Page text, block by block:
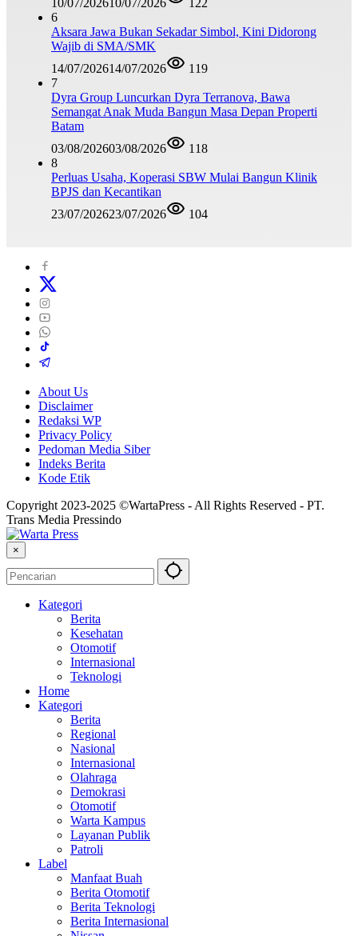
10/07/202610/07/2026
122
6
Aksara Jawa Bukan Sekadar Simbol, Kini Didorong
Wajib di SMA/SMK
14/07/202614/07/2026
119
7
Dyra Group Luncurkan Dyra Terranova, Bawa
Semangat Anak Muda Bangun Masa Depan Properti
Batam
03/08/202603/08/2026
118
8
Perluas Usaha, Koperasi SBW Mulai Bangun Klinik
BPJS dan Kecantikan
23/07/202623/07/2026 104
About Us
Disclaimer
Redaksi WP
Privacy Policy
Pedoman Media Siber
Indeks Berita
Kode Etik
Copyright 2023-2025 ©WartaPress - All Rights Reserved - PT.
Trans Media Pressindo
×
Kategori
Berita
Kesehatan
Otomotif
Internasional
Teknologi
Home
Kategori
Berita
Regional
Nasional
Internasional
Olahraga
Demokrasi
Otomotif
Warta Kampus
Layanan Publik
Patroli
Label
Manfaat Buah
Berita Otomotif
Berita Teknologi
Berita Internasional